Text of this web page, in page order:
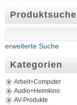
Produktsuche
erweiterte Suche
Kategorien
Arbeit+Computer
Audio+Heimkino
AV-Produkte